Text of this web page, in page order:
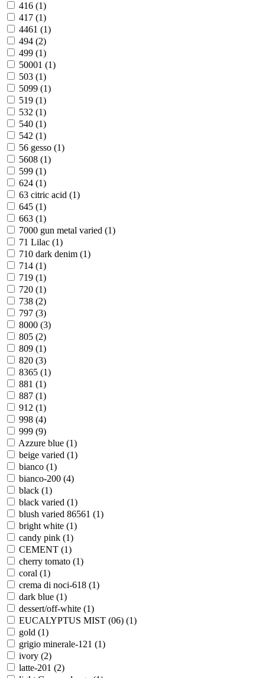
416 (1)
417 (1)
4461 (1)
494 (2)
499 (1)
50001 (1)
503 (1)
5099 (1)
519 (1)
532 (1)
540 (1)
542 (1)
56 gesso (1)
5608 (1)
599 (1)
624 (1)
63 citric acid (1)
645 (1)
663 (1)
7000 gun metal varied (1)
71 Lilac (1)
710 dark denim (1)
714 (1)
719 (1)
720 (1)
738 (2)
797 (3)
8000 (3)
805 (2)
809 (1)
820 (3)
8365 (1)
881 (1)
887 (1)
912 (1)
998 (4)
999 (9)
Azzure blue (1)
beige varied (1)
bianco (1)
bianco-200 (4)
black (1)
black varied (1)
blush varied 86561 (1)
bright white (1)
candy pink (1)
CEMENT (1)
cherry tomato (1)
coral (1)
crema di noci-618 (1)
dark blue (1)
dessert/off-white (1)
EUCALYPTUS MIST (06) (1)
gold (1)
grigio minerale-121 (1)
ivory (2)
latte-201 (2)